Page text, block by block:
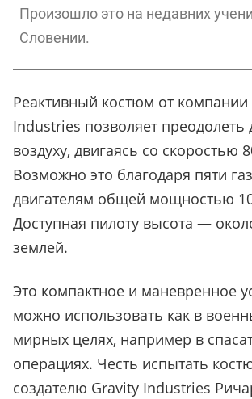
Произошло это на недавних
Словении.
Реактивный костюм от компании
Industries позволяет преодолеть
воздуху, двигаясь со скоростью
Возможно это благодаря пяти
двигателям общей мощностью
Доступная пилоту высота —
землей.
Это компактное и маневренное
можно использовать как в
мирных целях, например в
операциях. Честь испытать
создателю Gravity Industries